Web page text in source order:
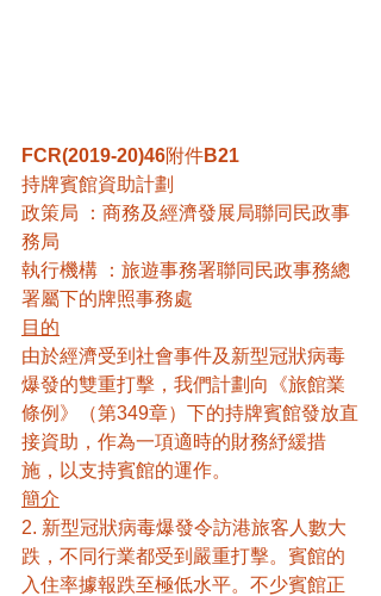
FCR(2019-20)46附件B21
持牌賓館資助計劃
政策局 ：商務及經濟發展局聯同民政事
務局
執行機構 ：旅遊事務署聯同民政事務總
署屬下的牌照事務處
目的
由於經濟受到社會事件及新型冠狀病毒
爆發的雙重打擊，我們計劃向《旅館業
條例》（第349章）下的持牌賓館發放直
接資助，作為一項適時的財務紓緩措
施，以支持賓館的運作。
簡介
2. 新型冠狀病毒爆發令訪港旅客人數大
跌，不同行業都受到嚴重打擊。賓館的
入住率據報跌至極低水平。不少賓館正